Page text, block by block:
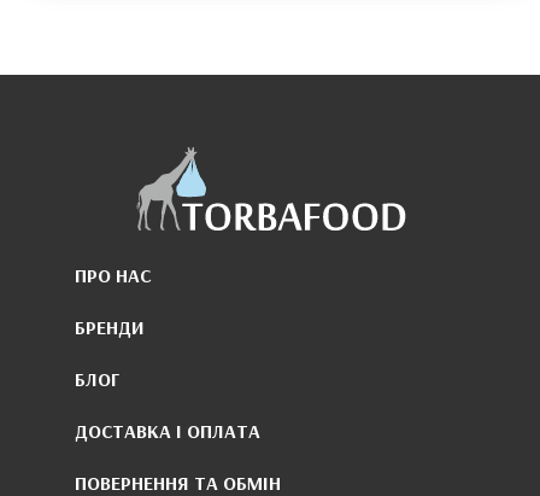
ПРО НАС
БРЕНДИ
БЛОГ
ДОСТАВКА І ОПЛАТА
ПОВЕРНЕННЯ ТА ОБМІН